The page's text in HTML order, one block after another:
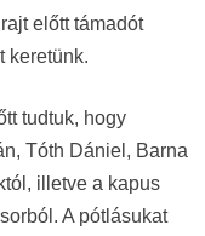
előtt támadót
keretünk.
tudtuk, hogy
Tóth Dániel, Barna
illetve a kapus
A pótlásukat